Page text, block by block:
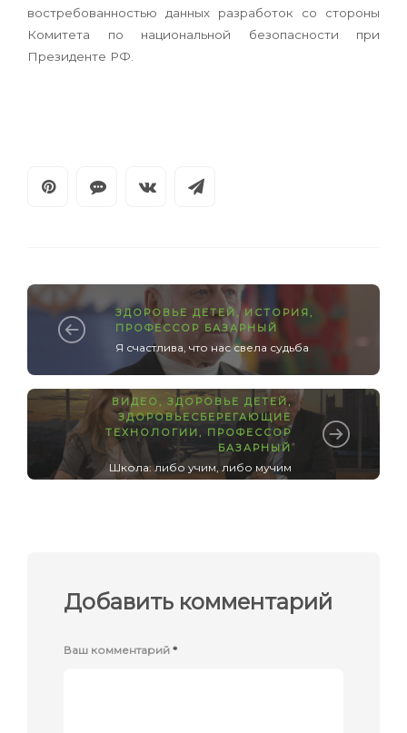
востребованностью данных разработок со стороны
Комитета по национальной безопасности при
Президенте РФ.
ЗДОРОВЬЕ ДЕТЕЙ ,ИСТОРИЯ
ПРОФЕССОР БАЗАРНЫЙ
Я счастлива, что нас свела судьба
ВИДЕО ЗДОРОВЬЕ ДЕТЕЙ,
ЗДОРОВЬЕСБЕРЕГАЮЩИЕ
ТЕХНОЛОГИИ
ПРОФЕССОР
БАЗАРНЫЙ
Школа: либо учим, либо мучим
Добавить комментарий
Ваш комментарий *